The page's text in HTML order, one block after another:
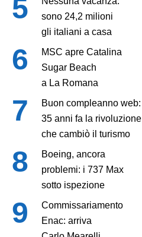
sono 24,2 milioni
gli italiani a casa
MSC apre Catalina
Sugar Beach
a La Romana
Buon compleanno web:
35 anni fa la rivoluzione
che cambiò il turismo
Boeing, ancora
problemi: i 737 Max
sotto ispezione
Commissariamento
Enac: arriva